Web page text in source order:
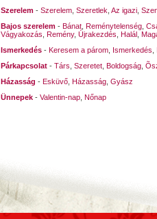
Szerelem - Szerelem Szeretlek Az igazi
Bajos szerelem - Bánat Reménytelenség
Vágyakozás Remény, Újrakezdés Halál
Ismerkedés - Keresem a párom Ismerkedés
Párkapcsolat - Társ Szeretet Boldogság
Házasság - Esküvő Házasság Gyász
Ünnepek - Valentin-nap Nőnap